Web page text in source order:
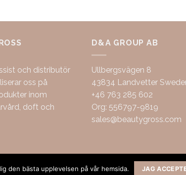
och distributör
oss på
inom
doft och
D&A GROUP AB
Ullbergsvägen 8
43834 Landvetter
+46 763 285 602
Org: 556797-9819
sales@beautygross.com
den bästa upplevelsen på vår hemsida. JAG